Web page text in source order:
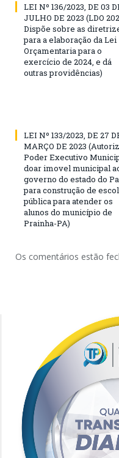
LEI Nº 136/2023, DE 03
JULHO DE 2023 (LDO
Dispõe sobre as
para a elaboração da Lei
Orçamentaria para o
exercício de 2024, e dá
outras providências)
LEI Nº 133/2023, DE 27
MARÇO DE 2023
Poder Executivo
doar imovel municipal
governo do estado do
para construção de
pública para atender os
alunos do município de
Prainha-PA)
Os comentários estão